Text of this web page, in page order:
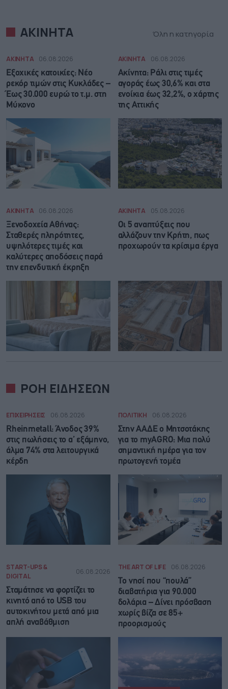
ΑΚΙΝΗΤΑ Όλη η κατηγορία
ΑΚΙΝΗΤΑ 06.08.2026
Εξοχικές κατοικίες: Νέο
ρεκόρ τιμών στις Κυκλάδες –
Έως 30.000 ευρώ το τ.μ. στη
Μύκονο
ΑΚΙΝΗΤΑ 06.08.2026
Ακίνητα: Ράλι στις τιμές
αγοράς έως 30,6% και στα
ενοίκια έως 32,2%, ο χάρτης
της Αττικής
ΑΚΙΝΗΤΑ 06.08.2026
Ξενοδοχεία Αθήνας:
Σταθερές πληρότητες,
υψηλότερες τιμές και
καλύτερες αποδόσεις παρά
την επενδυτική έκρηξη
ΑΚΙΝΗΤΑ 05.08.2026
Οι 5 αναπτύξεις που
αλλάζουν την Κρήτη, πως
προχωρούν τα κρίσιμα έργα
ΡΟΗ ΕΙΔΗΣΕΩΝ
ΕΠΙΧΕΙΡΗΣΕΙΣ 06.08.2026
Rheinmetall: Άνοδος 39%
στις πωλήσεις το α’ εξάμηνο,
άλμα 74% στα λειτουργικά
κέρδη
ΠΟΛΙΤΙΚΗ 06.08.2026
Στην ΑΑΔΕ ο Μητσοτάκης
για το myAGRO: Μια πολύ
σημαντική ημέρα για τον
πρωτογενή τομέα
START-UPS &
DIGITAL
06.08.2026
Σταμάτησε να φορτίζει το
κινητό από το USB του
αυτοκινήτου μετά από μια
απλή αναβάθμιση
THE ART OF LIFE 06.08.2026
Το νησί που “πουλά”
διαβατήρια για 90.000
δολάρια – Δίνει πρόσβαση
χωρίς βίζα σε 85+
προορισμούς